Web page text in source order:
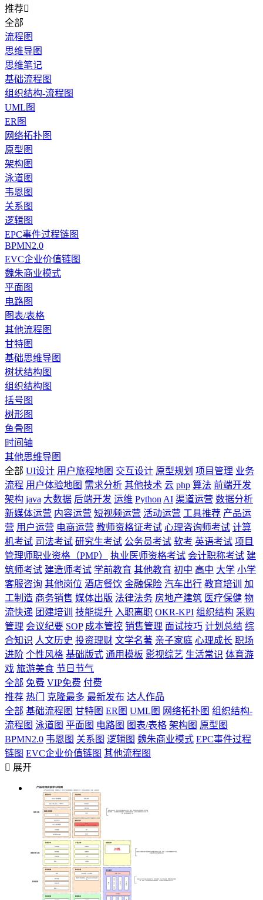
推荐
全部
流程图
思维导图
思维笔记
基础流程图
组织结构-流程图
UML图
ER图
网络拓扑图
原型图
架构图
泳道图
韦恩图
关系图
逻辑图
EPC事件过程链图
BPMN2.0
EVC企业价值链图
魏朱商业模式
平面图
电路图
图表/表格
其他流程图
甘特图
基础思维导图
树状结构图
组织结构图
括号图
树形图
鱼骨图
时间轴
其他思维导图
全部 UI设计 用户旅程地图 交互设计 原型规划 项目管理 业务
流程 用户体验地图 需求分析 其他技术 云 php 算法 前端开发
架构 java 大数据 后端开发 运维 Python AI 渠道运营 数据分析
新媒体运营 内容运营 短视频运营 活动运营 工具推荐 产品运
营 用户运营 电商运营 教师资格证考试 心理咨询师考试 计算
机考试 司法考试 研究生考试 公务员考试 软考 英语考试 项目
管理师职业资格（PMP）
执业医师资格考试 会计职称考试 建
筑师考试 建造师考试 学前教育 其他教育 初中 高中 大学 小学
客服咨询 其他岗位 酒店餐饮 金融保险 汽车出行 教育培训
加
工制造 商务销售 媒体出版 法律法务 房地产建筑 医疗保健 物
流快递 团建培训 技能提升 入职离职 OKR-KPI 组织结构 采购
管理 会议纪要 SOP 成本管控 销售管理 面试技巧 计划总结 综
合知识 人文历史 投资理财 文学名著 亲子家庭 心理成长 职场
进阶 个性风格 基础版式 通用模板 影视综艺 生活常识 体育游
戏 旅游美食 节日节气
全部 免费 VIP免费 付费
推荐 热门 克隆最多 最新发布 达人作品
全部 基础流程图 甘特图 ER图 UML图 网络拓扑图 组织结构-
流程图 泳道图 平面图 电路图 图表/表格 架构图 原型图
BPMN2.0 韦恩图 关系图 逻辑图 魏朱商业模式 EPC事件过程
链图 EVC企业价值链图 其他流程图
 展开